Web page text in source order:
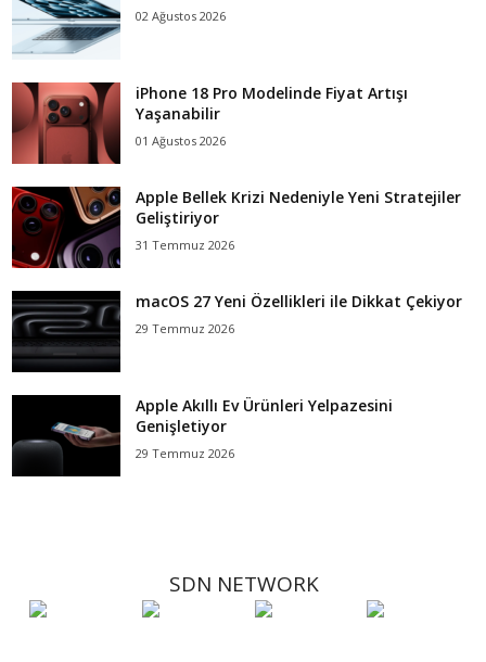
02 Ağustos 2026
iPhone 18 Pro Modelinde Fiyat Artışı
Yaşanabilir
01 Ağustos 2026
Apple Bellek Krizi Nedeniyle Yeni Stratejiler
Geliştiriyor
31 Temmuz 2026
macOS 27 Yeni Özellikleri ile Dikkat Çekiyor
29 Temmuz 2026
Apple Akıllı Ev Ürünleri Yelpazesini
Genişletiyor
29 Temmuz 2026
SDN NETWORK